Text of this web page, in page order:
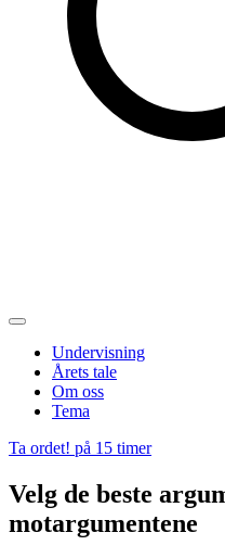
Undervisning
Årets tale
Om oss
Tema
Ta ordet! på 15 timer
Velg de beste
motargumentene